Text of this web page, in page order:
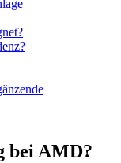
bei AMD?